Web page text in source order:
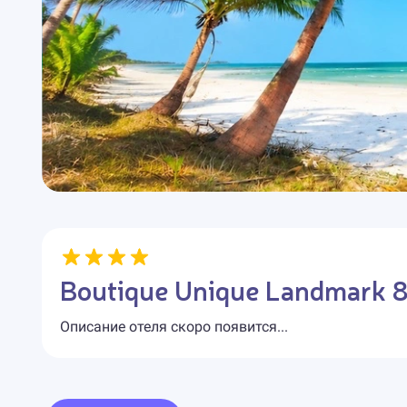
Boutique Unique Landmark
Описание отеля скоро появится...